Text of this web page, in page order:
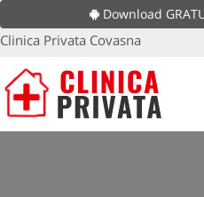
Download
Clinica Privata Covasna